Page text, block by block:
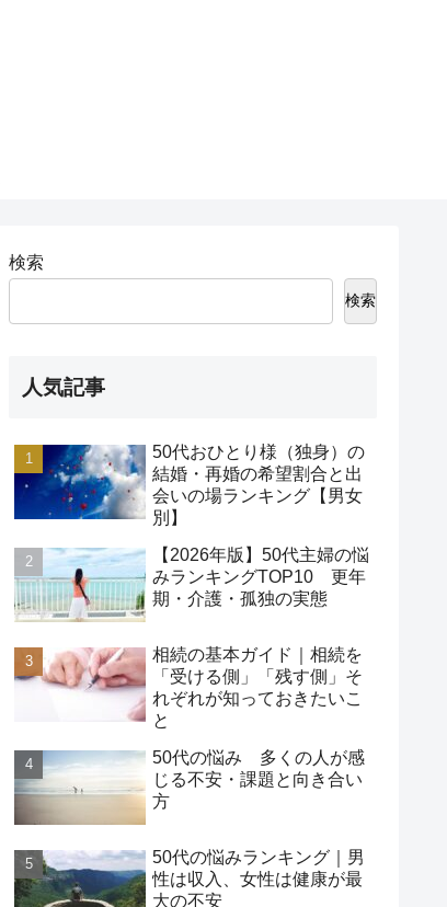
検索
検索
人気記事
50代おひとり様（独身）の
結婚・再婚の希望割合と出
会いの場ランキング【男女
別】
【2026年版】50代主婦の悩
みランキングTOP10 更年
期・介護・孤独の実態
相続の基本ガイド｜相続を
「受ける側」「残す側」そ
れぞれが知っておきたいこ
と
50代の悩み 多くの人が感
じる不安・課題と向き合い
方
50代の悩みランキング｜男
性は収入、女性は健康が最
大の不安